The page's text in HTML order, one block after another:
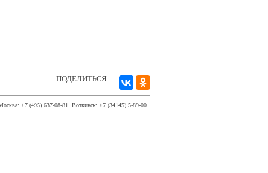
ПОДЕЛИТЬСЯ
+7 (495) 637-08-81. Воткинск: +7 (34145) 5-89-00.